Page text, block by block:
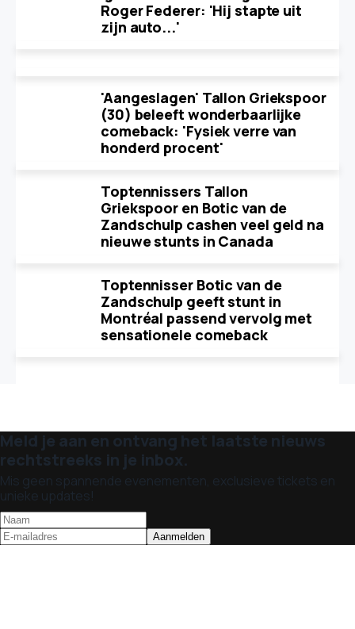
Roger Federer: 'Hij stapte uit
zijn auto...'
'Aangeslagen' Tallon Griekspoor
(30) beleeft wonderbaarlijke
comeback: 'Fysiek verre van
honderd procent'
Toptennissers Tallon
Griekspoor en Botic van de
Zandschulp cashen veel geld na
nieuwe stunts in Canada
Toptennisser Botic van de
Zandschulp geeft stunt in
Montréal passend vervolg met
sensationele comeback
Meld je aan en ontvang het laatste nieuws
rechtstreeks in je inbox.
Mis geen spannende evenementen, exclusieve tickets en
unieke updates!